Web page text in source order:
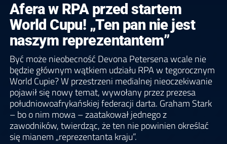
Afera w RPA przed startem
World Cupu! „Ten pan nie jest
naszym reprezentantem”
Być może nieobecność Devona Petersena wcale nie
będzie głównym wątkiem udziału RPA w tegorocznym
World Cupie? W przestrzeni medialnej nieoczekiwanie
pojawił się nowy temat, wywołany przez prezesa
południowoafrykańskiej federacji darta. Graham Stark
– bo o nim mowa – zaatakował jednego z
zawodników, twierdząc, że ten nie powinien określać
się mianem „reprezentanta kraju”.